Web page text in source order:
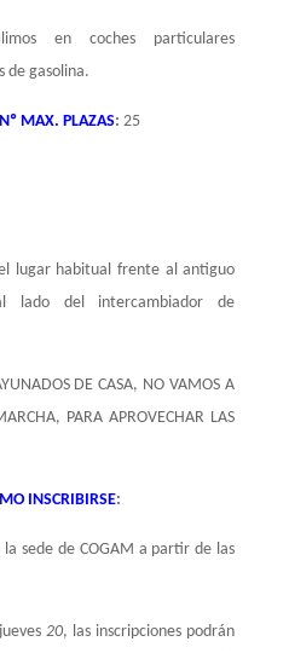
en coches particulares
de gasolina.
Nº MAX. PLAZAS: 25
lugar habitual frente al antiguo
lado del intercambiador de
DE CASA, NO VAMOS A
PARA APROVECHAR LAS
INSCRIBIRSE:
la sede de COGAM a partir de las
20, las inscripciones podrán